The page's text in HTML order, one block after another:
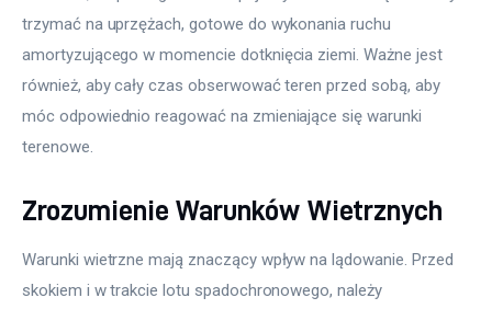
trzymać na uprzężach, gotowe do wykonania ruchu
amortyzującego w momencie dotknięcia ziemi. Ważne jest
również, aby cały czas obserwować teren przed sobą, aby
móc odpowiednio reagować na zmieniające się warunki
terenowe.
Zrozumienie Warunków Wietrznych
Warunki wietrzne mają znaczący wpływ na lądowanie. Przed
skokiem i w trakcie lotu spadochronowego, należy